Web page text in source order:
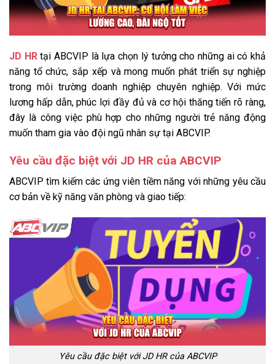
JD HRtại ABCVIP là lựa chọn lý tưởng cho những ai có khả
năng tổ chức, sắp xếp và mong muốn phát triển sự nghiệp
trong môi trường doanh nghiệp chuyên nghiệp. Với mức
lương hấp dẫn, phúc lợi đầy đủ và cơ hội thăng tiến rõ ràng,
đây là công việc phù hợp cho những người trẻ năng động
muốn tham gia vào đội ngũ nhân sự tại ABCVIP.
Yêu cầu đặc biệt với JD HR của ABCVIP
ABCVIP tìm kiếm các ứng viên tiềm năng với những yêu cầu
cơ bản về kỹ năng văn phòng và giao tiếp:
Yêu cầu đặc biệt với JD HR của ABCVIP